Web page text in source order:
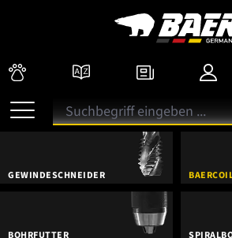
GEWINDESCHNEIDER
BOHRFUTTER